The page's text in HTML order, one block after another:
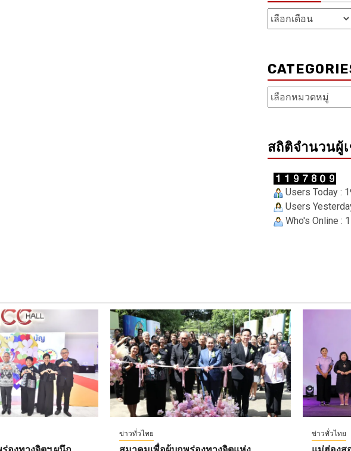
คลัง
เก็บ
Categories
สถิติจำนวนผู้
Users Today :
Users
Who's Online : 1
ข่าวทั่วไทย ข่าวทั่วไทย